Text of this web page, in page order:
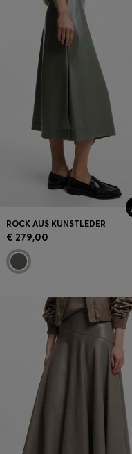
Login / Jetzt registrieren
Favorit (
FAQ & Hilfe
Store Locator
Sprache (
AT €
ROCK AUS KUNSTLEDER
€ 279,00